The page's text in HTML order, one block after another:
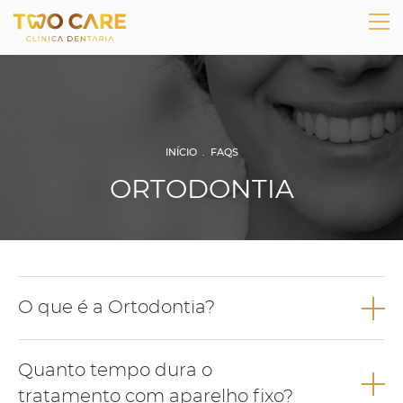
INÍCIO. FAQS
ORTODONTIA
O que é a Ortodontia?
problemas tanto dentários como dos maxilares, cria e executa
um plano de tratamento que visa a correta articulação das
Quanto tempo dura o
tratamento com aparelho fixo?